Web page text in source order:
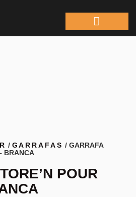
/ GARRAFAS / GARRAFA
BRANCA
POUR